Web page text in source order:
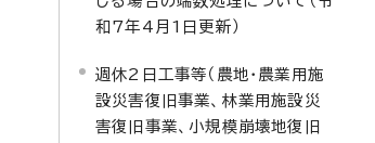
和7年4月1日更新）
週休2日工事等（農地・農業用施
設災害復旧事業、林業用施設災
害復旧事業、小規模崩壊地復旧